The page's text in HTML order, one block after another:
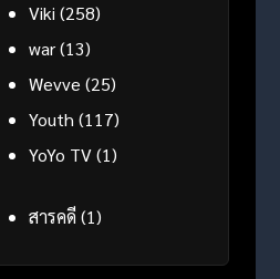
Viki (258)
war(13)
Wevve (25)
Youth (117)
YoYo TV(1)
สารคดี(1)